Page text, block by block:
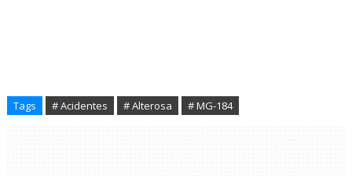
Tags # Acidentes # Alterosa # MG-184